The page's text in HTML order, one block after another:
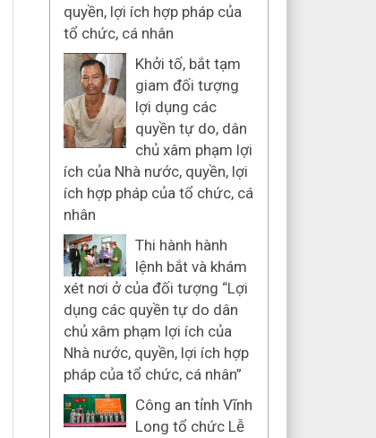
quyền, lợi ích hợp pháp của
tổ chức, cá nhân
Khởi tố, bắt tạm
giam đối tượng
lợi dụng các
quyền tự do, dân
chủ xâm phạm lợi
ích của Nhà nước, quyền, lợi
ích hợp pháp của tổ chức, cá
nhân
Thi hành hành
lệnh bắt và khám
xét nơi ở của đối tượng “Lợi
dụng các quyền tự do dân
chủ xâm phạm lợi ích của
Nhà nước, quyền, lợi ích hợp
pháp của tổ chức, cá nhân”
Công an tỉnh Vĩnh
Long tổ chức Lễ